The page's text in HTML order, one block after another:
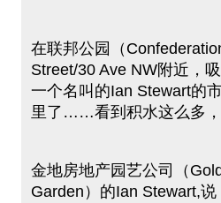
在联邦公园（
Street/30 Ave NW附近，
一个名叫的Ian Stewart的
里了……看到积水这么多，
金地房地产园艺公司（
Garden）的Ian Stewart,说